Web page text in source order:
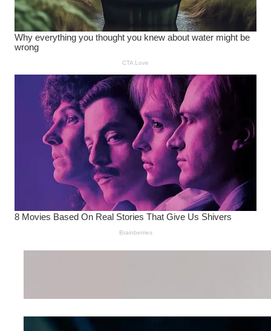
Wanita Pamer Pakaian
Kepribadian